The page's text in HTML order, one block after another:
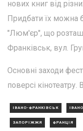
нових книг від
Придбати їх можна
"Люм'єр", що
Франківськ, вул.
Основні заходи
поверсі кінотеатру.
ІВАНО-ФРАНКІВСЬК
ЗАПОРІЖЖЯ ФРАНЦІЯ